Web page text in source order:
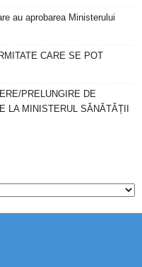
au aprobarea Ministerului
CARE SE POT
PRELUNGIRE DE
LA MINISTERUL SĂNĂTĂȚII